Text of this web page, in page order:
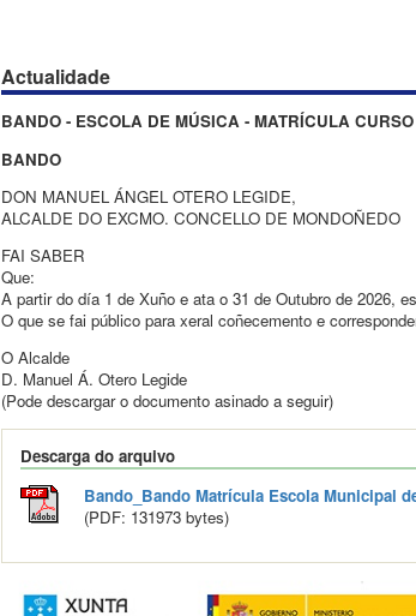
Actualidade
BANDO - ESCOLA DE MÚSICA - MATRÍCULA CURSO
BANDO
DON MANUEL ÁNGEL OTERO LEGIDE,
ALCALDE DO EXCMO. CONCELLO DE MONDOÑEDO
FAI SABER
Que:
A partir do día 1 de Xuño e ata o 31 de Outubro de 2026,
O que se fai público para xeral coñecemento e
O Alcalde
D. Manuel Á. Otero Legide
(Pode descargar o documento asinado a seguir)
Descarga do arquivo
Bando_Bando Matrícula Escola Municipal
(PDF: 131973 bytes)